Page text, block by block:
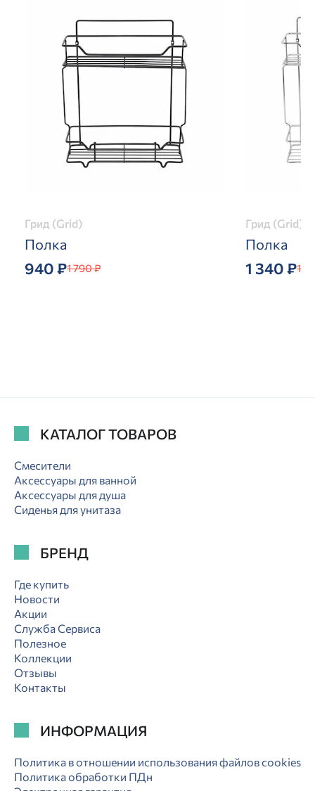
Грид (Grid)
Полка
940 ₽1 790 ₽
Грид (Grid)
Полка
1 340 ₽1
КАТАЛОГ ТОВАРОВ
Смесители
Аксессуары для ванной
Аксессуары для душа
Сиденья для унитаза
БРЕНД
Где купить
Новости
Акции
Служба Сервиса
Полезное
Коллекции
Отзывы
Контакты
ИНФОРМАЦИЯ
Политика в отношении использования файлов cookies
Политика обработки ПДн